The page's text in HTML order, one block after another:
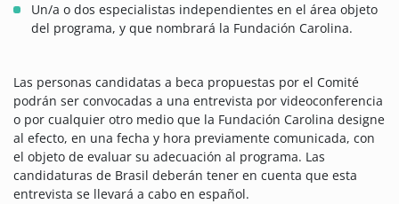
Un/a o dos especialistas independientes en el área objeto
del programa, y que nombrará la Fundación Carolina.
Las personas candidatas a beca propuestas por el Comité
podrán ser convocadas a una entrevista por videoconferencia
o por cualquier otro medio que la Fundación Carolina designe
al efecto, en una fecha y hora previamente comunicada, con
el objeto de evaluar su adecuación al programa. Las
candidaturas de Brasil deberán tener en cuenta que esta
entrevista se llevará a cabo en español.